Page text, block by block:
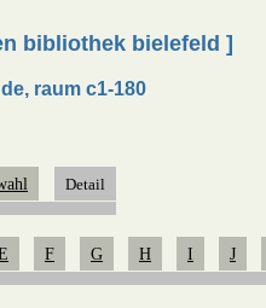
bibliothek bielefeld ]
raum c1-180
Detail
F G H I J